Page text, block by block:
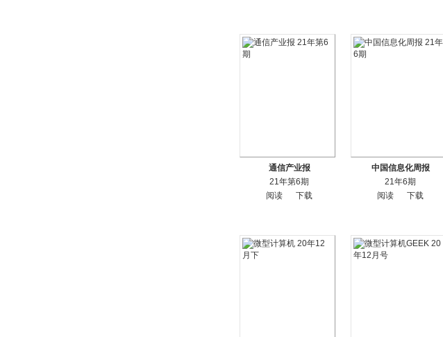
通信产业报
21年第6期
阅读
下载
中国信息化周报
21年6期
阅读
下载